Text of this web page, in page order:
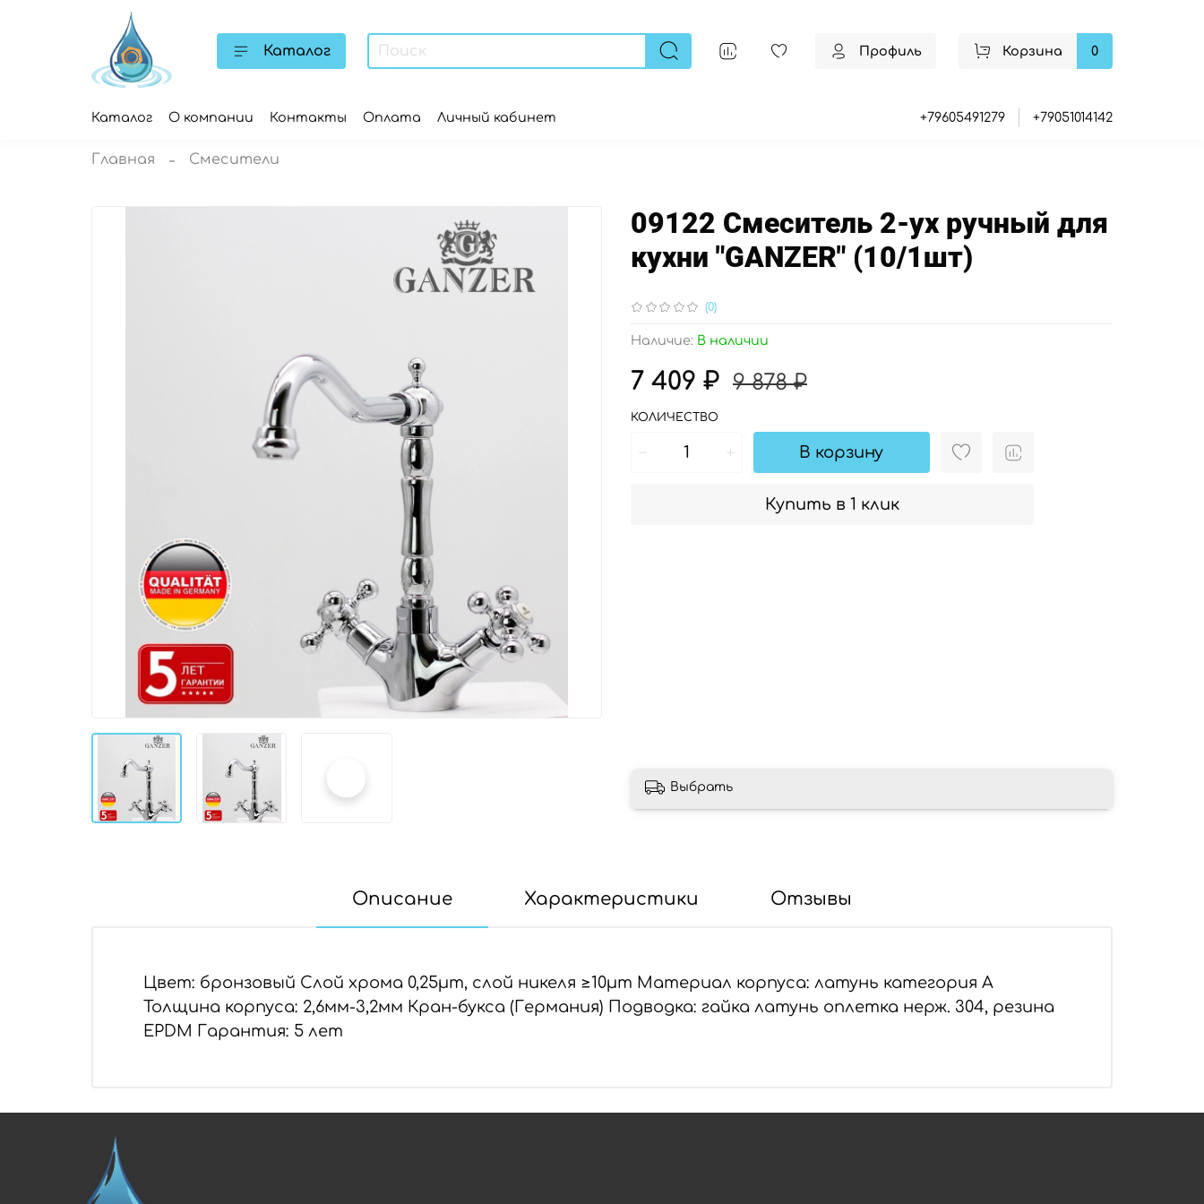
Каталог Профиль Корзина 0
Каталог О компании Контакты Оплата Личный кабинет +79605491279 +79051014142
Главная Смесители
(0)
Наличие: В наличии
09122 Смеситель 2-ух ручный для
кухни "GANZER" (10/1шт)
7 409 ₽ 9 878 ₽
КОЛИЧЕСТВО
В корзину
Купить в 1 клик
Выбрать
Описание Характеристики Отзывы
Цвет: бронзовый Слой хрома 0,25µm, слой никеля ≥10µm Материал корпуса: латунь категория А
Толщина корпуса: 2,6мм-3,2мм Кран-букса (Германия) Подводка: гайка латунь оплетка нерж. 304, резина
EPDM Гарантия: 5 лет